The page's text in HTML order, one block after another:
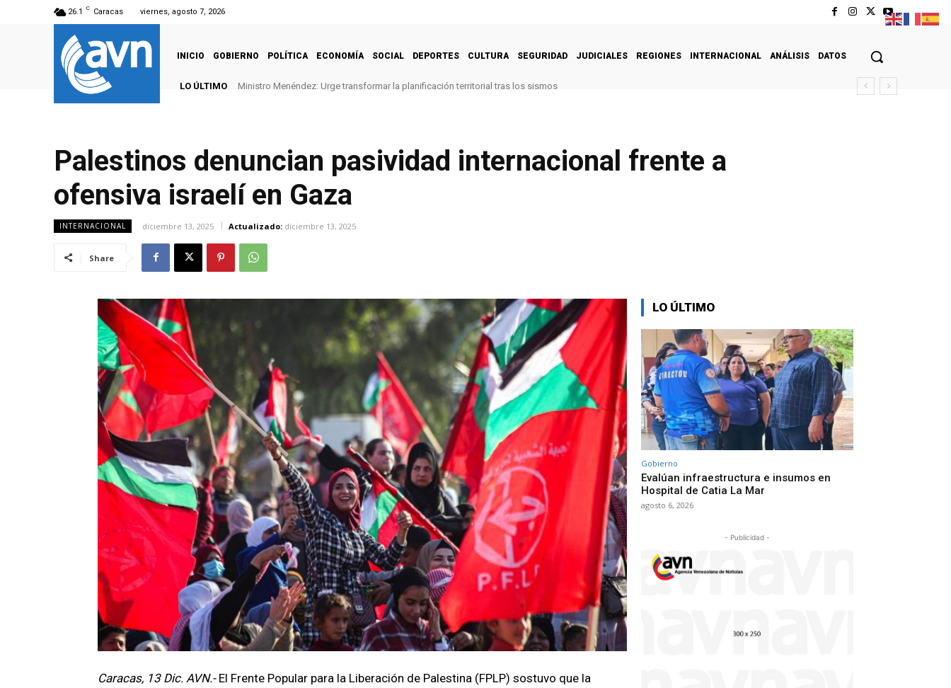
26.1 C Caracas viernes, agosto 7, 2026
INICIO GOBIERNO POLÍTICA ECONOMÍA SOCIAL DEPORTES CULTURA SEGURIDAD JUDICIALES REGIONES INTERNACIONAL ANÁLISIS DATOS
LO ÚLTIMO Ministro Menéndez: Urge transformar la planificación territorial tras los sismos
Palestinos denuncian pasividad internacional frente a
ofensiva israelí en Gaza
INTERNACIONAL diciembre 13, 2025 Actualizado: diciembre 13, 2025
Share
Caracas, 13 Dic. AVN.- El Frente Popular para la Liberación de Palestina (FPLP) sostuvo que la
LO ÚLTIMO
Gobierno
Evalúan infraestructura e insumos en
Hospital de Catia La Mar
agosto 6, 2026
- Publicidad -